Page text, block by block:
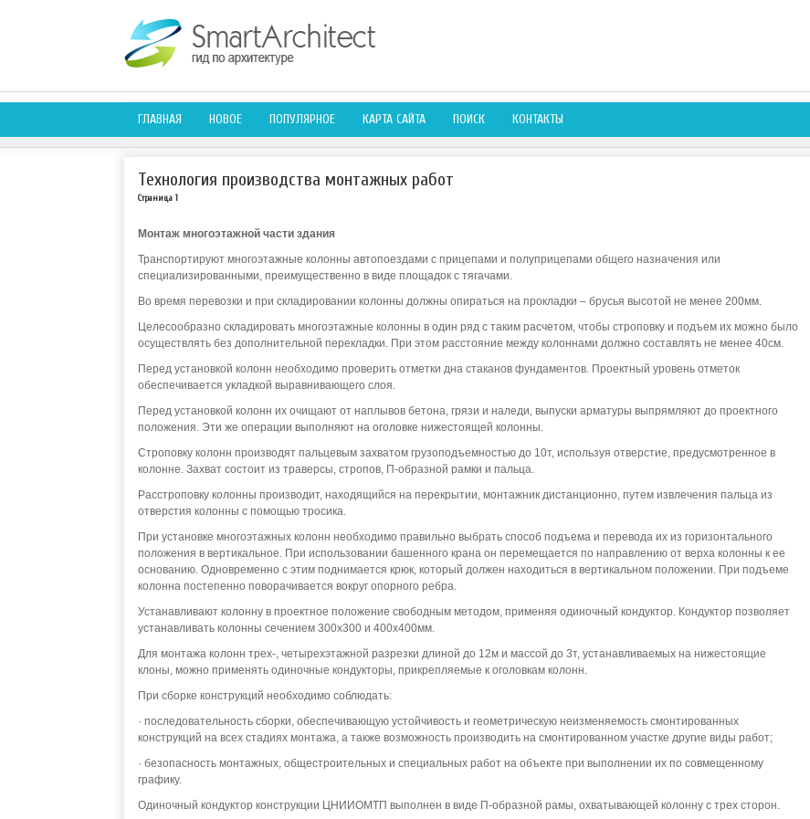
ГЛАВНАЯ НОВОЕ ПОПУЛЯРНОЕ КАРТА САЙТА ПОИСК КОНТАКТЫ
Технология производства монтажных работ
Страница 1
Монтаж многоэтажной части здания
Транспортируют многоэтажные колонны автопоездами с прицепами и полуприцепами общего назначения или
специализированными, преимущественно в виде площадок с тягачами.
Во время перевозки и при складировании колонны должны опираться на прокладки – брусья высотой не менее 200мм.
Целесообразно складировать многоэтажные колонны в один ряд с таким расчетом, чтобы строповку и подъем их можно было
осуществлять без дополнительной перекладки. При этом расстояние между колоннами должно составлять не менее 40см.
Перед установкой колонн необходимо проверить отметки дна стаканов фундаментов. Проектный уровень отметок
обеспечивается укладкой выравнивающего слоя.
Перед установкой колонн их очищают от наплывов бетона, грязи и наледи, выпуски арматуры выпрямляют до проектного
положения. Эти же операции выполняют на оголовке нижестоящей колонны.
Строповку колонн производят пальцевым захватом грузоподъемностью до 10т, используя отверстие, предусмотренное в
колонне. Захват состоит из траверсы, стропов, П-образной рамки и пальца.
Расстроповку колонны производит, находящийся на перекрытии, монтажник дистанционно, путем извлечения пальца из
отверстия колонны с помощью тросика.
При установке многоэтажных колонн необходимо правильно выбрать способ подъема и перевода их из горизонтального
положения в вертикальное. При использовании башенного крана он перемещается по направлению от верха колонны к ее
основанию. Одновременно с этим поднимается крюк, который должен находиться в вертикальном положении. При подъеме
колонна постепенно поворачивается вокруг опорного ребра.
Устанавливают колонну в проектное положение свободным методом, применяя одиночный кондуктор. Кондуктор позволяет
устанавливать колонны сечением 300х300 и 400х400мм.
Для монтажа колонн трех-, четырехэтажной разрезки длиной до 12м и массой до 3т, устанавливаемых на нижестоящие
клоны, можно применять одиночные кондукторы, прикрепляемые к оголовкам колонн.
При сборке конструкций необходимо соблюдать:
· последовательность сборки, обеспечивающую устойчивость и геометрическую неизменяемость смонтированных
конструкций на всех стадиях монтажа, а также возможность производить на смонтированном участке другие виды работ;
· безопасность монтажных, общестроительных и специальных работ на объекте при выполнении их по совмещенному
графику.
Одиночный кондуктор конструкции ЦНИИОМТП выполнен в виде П-образной рамы, охватывающей колонну с трех сторон.